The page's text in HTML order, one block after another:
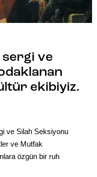
sergi ve
ekibiyiz.
ve Silah Seksiyonu
ve Mutfak
özgün bir ruh